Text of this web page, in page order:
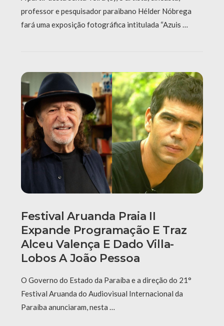
professor e pesquisador paraibano Hélder Nóbrega
fará uma exposição fotográfica intitulada “Azuis …
Festival Aruanda Praia II
Expande Programação E Traz
Alceu Valença E Dado Villa-
Lobos A João Pessoa
O Governo do Estado da Paraíba e a direção do 21°
Festival Aruanda do Audiovisual Internacional da
Paraíba anunciaram, nesta …